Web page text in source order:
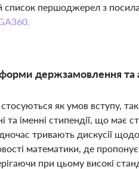
список першоджерел з
держзамовлення та
як умов вступу, так
та іменні стипендії, що має
тривають дискусії
математики, де
при цьому високі